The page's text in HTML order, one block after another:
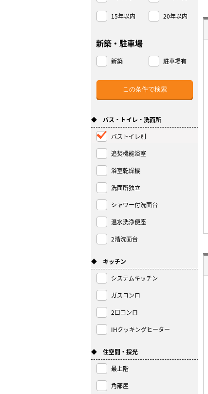
15年以内 20年以内
新築・駐車場
新築 駐車場有
◆ バス・トイレ・洗面所
バストイレ別
追焚機能浴室
浴室乾燥機
洗面所独立
シャワー付洗面台
温水洗浄便座
2階洗面台
◆ キッチン
システムキッチン
ガスコンロ
2口コンロ
IHクッキングヒーター
◆ 住空間・採光
最上階
角部屋